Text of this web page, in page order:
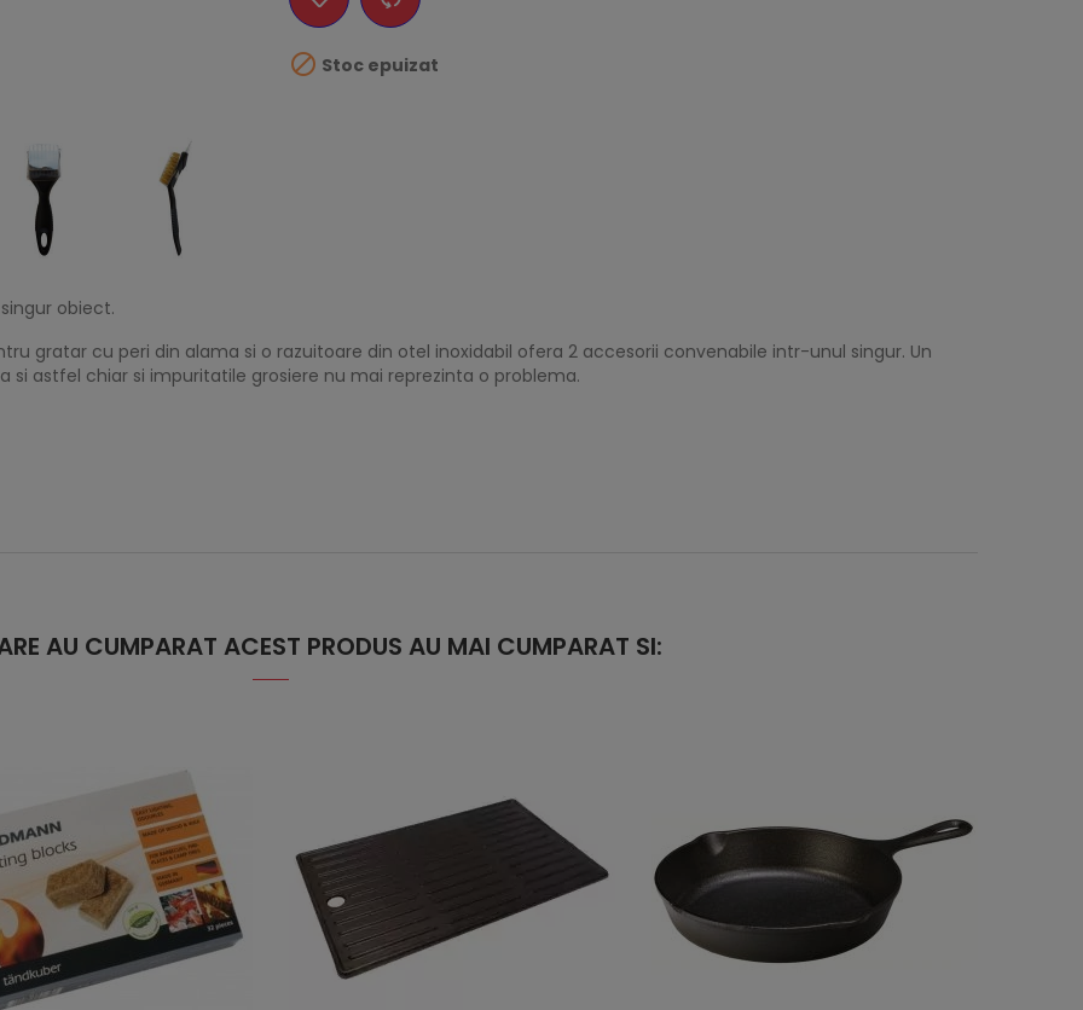
 Stoc epuizat
obiect.
gratar cu peri din alama si o razuitoare din otel inoxidabil ofera 2 accesorii convenabile intr-unul singur. Un
astfel chiar si impuritatile grosiere nu mai reprezinta o problema.
AU CUMPARAT ACEST PRODUS AU MAI CUMPARAT SI: